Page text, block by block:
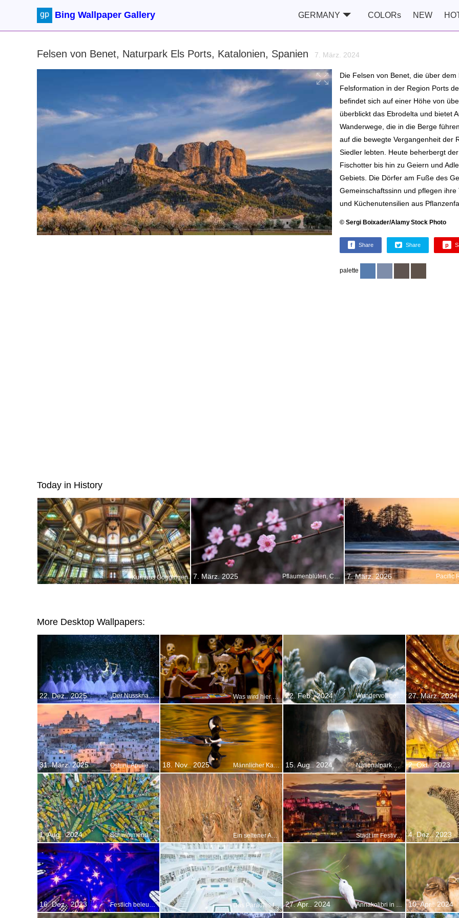
Bing Wallpaper Gallery GERMANY COLORs NEW
Felsen von Benet, Naturpark Els Ports, Katalonien, Spanien 7. März. 2024
Die Felsen von Benet, die über
Felsformation in der Region Ports
befindet sich auf einer Höhe von
überblickt das Ebrodelta und bietet
Wanderwege, die in die Berge
auf die bewegte Vergangenheit der
Siedler lebten. Heute beherbergt
Fischotter bis hin zu Geiern und
Gebiets. Die Dörfer am Fuße des
Gemeinschaftssinn und pflegen
und Küchenutensilien aus
© Sergi Boixader/Alamy Stock Photo
f Share Share p
palette
Today in History
Kurhaus Göggingen 7. März. 2025 Pflaumenblüten, China 7. März. 2026
More Desktop Wallpapers:
22. Dez.. 2025 „Der Nussknacker“, Türkische Staatsoper in Ankara, Türkei Was wird hier gefeiert? 22. Feb.. 2024 Wundervoll gefrorene Seifenblase 27. März. 2024
31. März. 2025 Ostuni, Apulien, Italien 18. Nov.. 2025 Männlicher Kappensäger, Oregon, USA 15. Aug.. 2024 Nationalpark Phong Nha-Kẻ Bàng, Vietnam 2. Okt.. 2023
1. Aug.. 2024 Schwimmender Markt, Karnaphuli-Stausee, Bangladesch Ein seltener Anblick Stadt im Festival-Fieber 4. Dez.. 2023
16. Dez.. 2023 Festlich beleuchtete Marktkirche, Hannover, Niedersachsen Das Paradies für Bücherliebhaber 27. Apr.. 2024 Annakolibri in Kalifornien, USA 10. Apr.. 2024